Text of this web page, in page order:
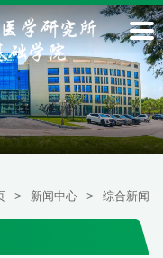
> 新闻中心 > 综合新闻